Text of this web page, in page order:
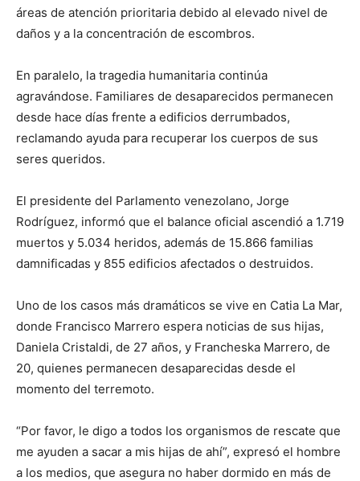
áreas de atención prioritaria debido al elevado nivel de
daños y a la concentración de escombros.
En paralelo, la tragedia humanitaria continúa
agravándose. Familiares de desaparecidos permanecen
desde hace días frente a edificios derrumbados,
reclamando ayuda para recuperar los cuerpos de sus
seres queridos.
El presidente del Parlamento venezolano, Jorge
Rodríguez, informó que el balance oficial ascendió a 1.719
muertos y 5.034 heridos, además de 15.866 familias
damnificadas y 855 edificios afectados o destruidos.
Uno de los casos más dramáticos se vive en Catia La Mar,
donde Francisco Marrero espera noticias de sus hijas,
Daniela Cristaldi, de 27 años, y Francheska Marrero, de
20, quienes permanecen desaparecidas desde el
momento del terremoto.
“Por favor, le digo a todos los organismos de rescate que
me ayuden a sacar a mis hijas de ahí”, expresó el hombre
a los medios, que asegura no haber dormido en más de